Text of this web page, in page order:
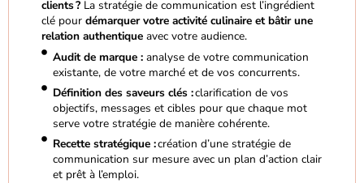
clients ? La stratégie de communication est l’ingrédient
clé pour démarquer votre activité culinaire et bâtir une
relation authentique avec votre audience.
Audit de marque :analyse de votre communication
existante, de votre marché et de vos concurrents.
Définition des saveurs clés :clarification de vos
objectifs, messages et cibles pour que chaque mot
serve votre stratégie de manière cohérente.
Recette stratégique :création d’une stratégie de
communication sur mesure avec un plan d’action clair
et prêt à l’emploi.